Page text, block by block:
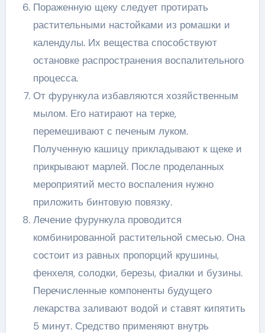
Пораженную щеку следует протирать
растительными настойками из ромашки и
календулы. Их вещества способствуют
остановке распространения воспалительного
процесса.
От фурункула избавляются хозяйственным
мылом. Его натирают на терке,
перемешивают с печеным луком.
Полученную кашицу прикладывают к щеке и
прикрывают марлей. После проделанных
мероприятий место воспаления нужно
приложить бинтовую повязку.
Лечение фурункула проводится
комбинированной растительной смесью. Она
состоит из равных пропорций крушины,
фенхеля, солодки, березы, фиалки и бузины.
Перечисленные компоненты будущего
лекарства заливают водой и ставят кипятить
5 минут. Средство применяют внутрь